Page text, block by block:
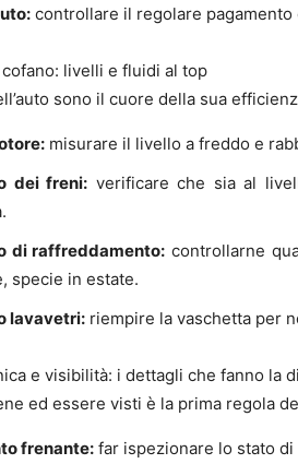
controllare il regolare
livelli e fluidi al top
sono il cuore della sua
misurare il livello a freddo e
dei freni: verificare che sia al
di raffreddamento: controllarne
specie in estate.
lavavetri: riempire la vaschetta per
e visibilità: i dettagli che fanno la
ed essere visti è la prima regola
frenante: far ispezionare lo stato